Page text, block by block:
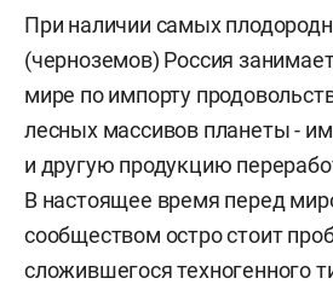
При наличии самых
(черноземов) Россия
мире по импорту
лесных массивов планеты -
и другую продукцию
В настоящее время перед
сообществом остро стоит
сложившегося техногенного